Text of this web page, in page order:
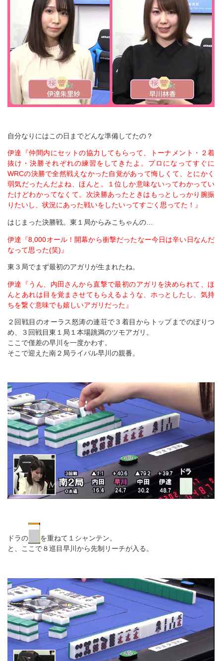
自分なりにはこの日までどんな準備してたの？
伊達『仲間内にセットの協力してもらって、トーナメント・２着
抜け・決勝それぞれの練習をしてきたよ。プロになってすぐに
WRCの決勝で全然戦えなかった自覚があって悔しくて、とにかく
弱気だったんだよね、ほんと。１位しか意味ないってわかってい
たけどわかってなくて。次決勝あったときはもっとしっかり腕振
りたいし、状況にあった戦いをしたいってすごく思ってた！』
はじまった決勝戦。東１局からみこちゃんの…
伊達『8,000オール！開幕から衝撃だったなー今日は辛い日なんだ
なって思った(笑)』
東３局でまず最初のアガリが生まれたね。
伊達『うん、内田さんから直撃で最初のアガリを決められて、ほ
んとあれは目を覚まさせてもらえるような、ホっとしたし、気持
ちを繋ぐ意味でも嬉しいアガリだった』
２回戦目のオーラス怒涛の連荘で３着目からトップまでのぼりつ
め、３回戦目東１局１本場跳満のツモアガリ。
ここで僅差の早川を一度かわす。
そこで迎えた南２局ライバル早川の親番。
ドラの
を重ねて１シャンテン。
と、ここで８巡目早川から先制リーチが入る。